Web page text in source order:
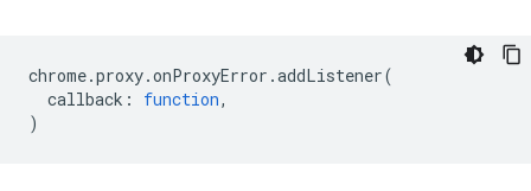
chrome.proxy.onProxyError .addListener(
callback : function,
)